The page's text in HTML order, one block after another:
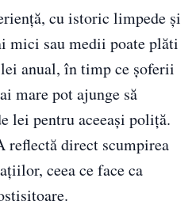
cu istoric limpede și
mici sau medii poate plăti
anual, în timp ce șoferii
mare pot ajunge să
lei pentru aceeași poliță.
reflectă direct scumpirea
ceea ce face ca